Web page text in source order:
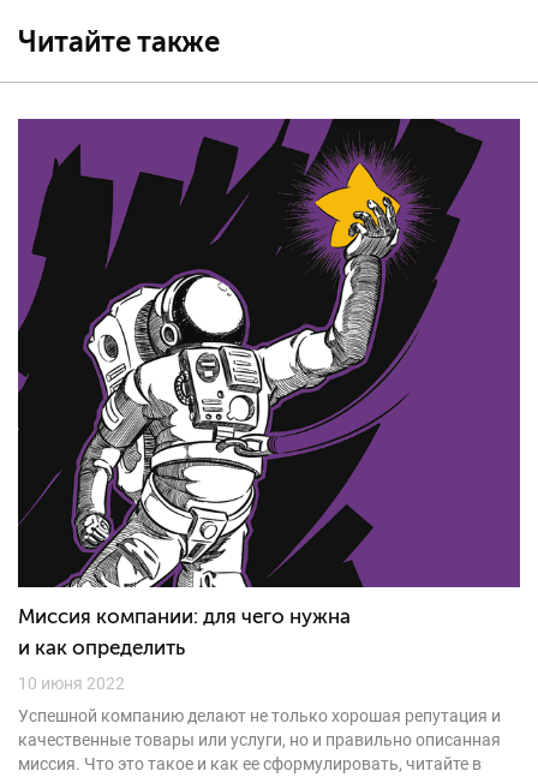
Читайте также
Миссия компании: для чего нужна
и как определить
10 июня 2022
Успешной компанию делают не только хорошая репутация и
качественные товары или услуги, но и правильно описанная
миссия. Что это такое и как ее сформулировать, читайте в